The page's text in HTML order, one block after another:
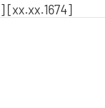
[xx.xx.1674]